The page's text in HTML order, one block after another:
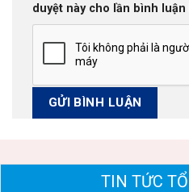
duyệt này cho lần bình
TIN TỨC